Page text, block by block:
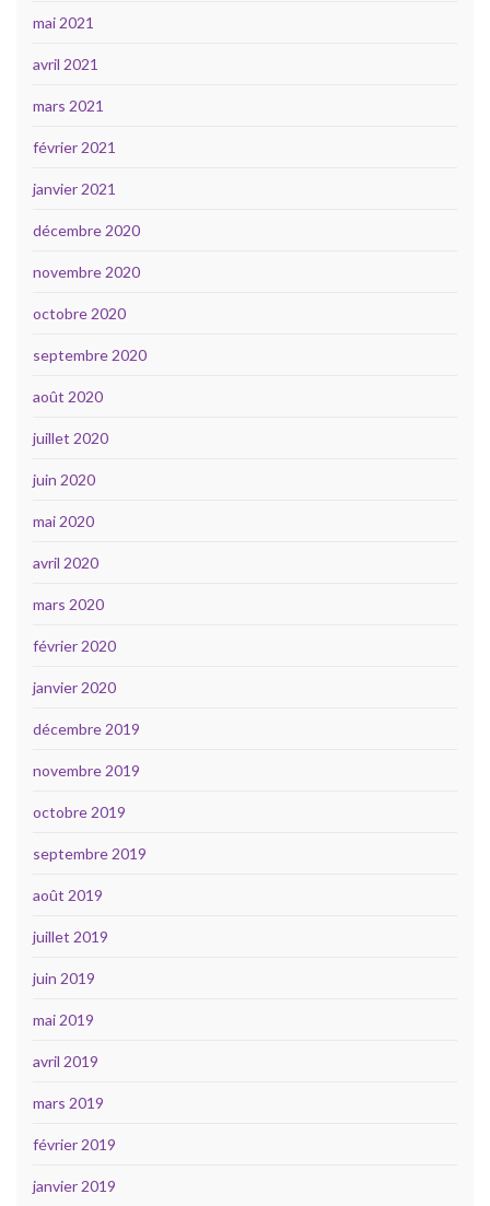
mai 2021
avril 2021
mars 2021
février 2021
janvier 2021
décembre 2020
novembre 2020
octobre 2020
septembre 2020
août 2020
juillet 2020
juin 2020
mai 2020
avril 2020
mars 2020
février 2020
janvier 2020
décembre 2019
novembre 2019
octobre 2019
septembre 2019
août 2019
juillet 2019
juin 2019
mai 2019
avril 2019
mars 2019
février 2019
janvier 2019